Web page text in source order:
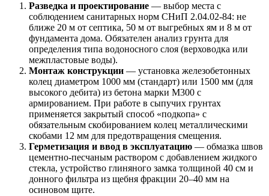
Разведка и проектирование — выбор места с
соблюдением санитарных норм СНиП 2.04.02-84: не
ближе 20 м от септика, 50 м от выгребных ям и 8 м от
фундамента дома. Обязателен анализ грунта для
определения типа водоносного слоя (верховодка или
межпластовые воды).
Монтаж конструкции — установка железобетонных
колец диаметром 1000 мм (стандарт) или 1500 мм (для
высокого дебита) из бетона марки М300 с
армированием. При работе в сыпучих грунтах
применяется закрытый способ «подкопа» с
обязательным скобированием колец металлическими
скобами 12 мм для предотвращения смещения.
Герметизация и ввод в эксплуатацию — обмазка швов
цементно-песчаным раствором с добавлением жидкого
стекла, устройство глиняного замка толщиной 40 см и
донного фильтра из щебня фракции 20–40 мм на
осиновом щите.